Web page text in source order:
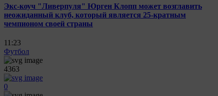
Экс-коуч "Ливерпуля" Юрген Клопп может возглавить
неожиданный клуб, который является 25-кратным
чемпионом своей страны
11:23
Футбол
4363
0